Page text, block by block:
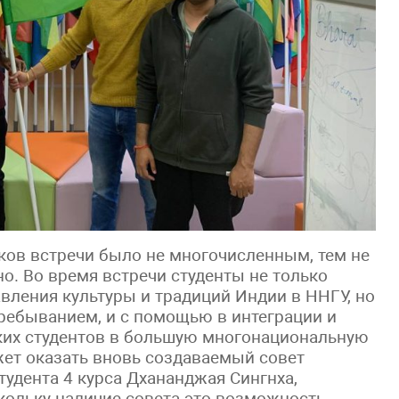
встречи было не многочисленным, тем не
Во время встречи студенты не только
культуры и традиций Индии в ННГУ, но
и с помощью в интеграции и
студентов в большую многонациональную
оказать вновь создаваемый совет
4 курса Дхананджая Сингнха,